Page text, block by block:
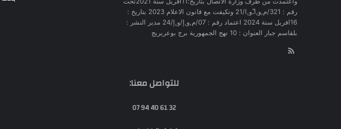
رقم : 321/م,و,ا,ّو,ا/21 وتكيفت مع قانون الاعلام 2023 بتاريخ :
16افريل سنة 2024 اعتماد رقم : 07/م,و,إ/و,إ/24 مدير النشر :
بلقاسم جبار العنوان : 10 نهج الجمهورية برج بوعريريج
للتواصل معنا:
32 61 40 94 07